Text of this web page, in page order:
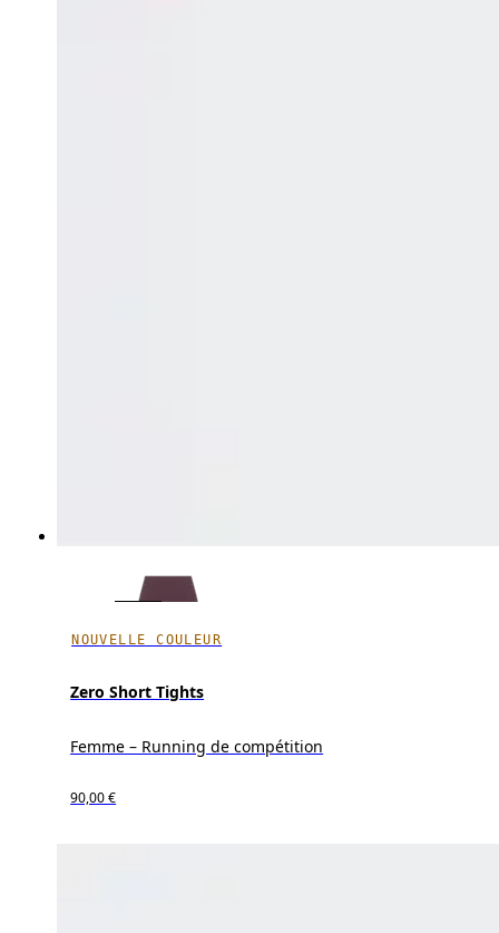
NOUVELLE COULEUR
Zero Short Tights
Femme – Running de compétition
90,00 €